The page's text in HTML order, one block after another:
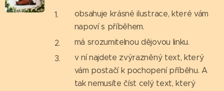
obsahuje krásné ilustrace, které vám
napoví s příběhem.
má srozumitelnou dějovou linku.
v ní najdete zvýrazněný text, který
vám postačí k pochopení příběhu. A
tak nemusíte číst celý text, který